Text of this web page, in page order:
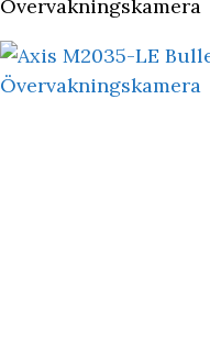
Övervakningskamera